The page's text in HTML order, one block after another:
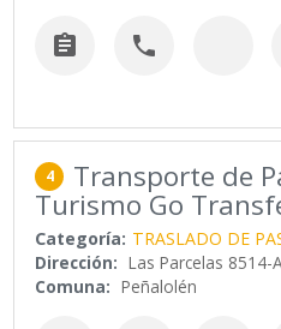
 
4 Transporte de
Turismo Go
Categoría: TRASLADO DE
Dirección: Las Parcelas 8514-A
Comuna: Peñalolén